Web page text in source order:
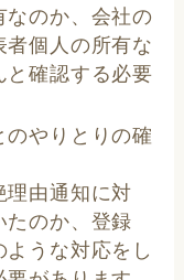
なのか、会社の
者個人の所有な
と確認する必要
のやりとりの確
理由通知に対
たのか、登録
うな対応をし